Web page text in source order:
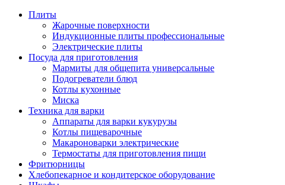
Плиты
Жарочные поверхности
Индукционные плиты профессиональные
Электрические плиты
Посуда для приготовления
Мармиты для общепита универсальные
Подогреватели блюд
Котлы кухонные
Миска
Техника для варки
Аппараты для варки кукурузы
Котлы пищеварочные
Макароноварки электрические
Термостаты для приготовления пищи
Фритюрницы
Хлебопекарное и кондитерское оборудование